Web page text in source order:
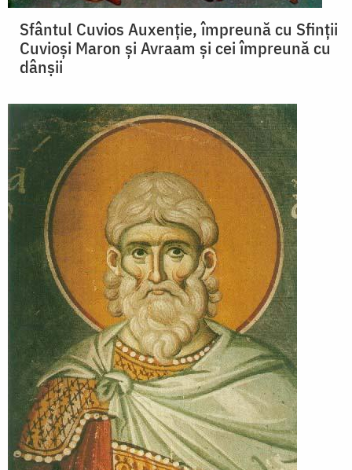
Sfântul Cuvios Auxenţie, împreună cu Sfinţii
Cuvioşi Maron şi Avraam şi cei împreună cu
dânşii